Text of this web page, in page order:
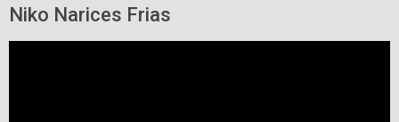
Niko Narices Frias